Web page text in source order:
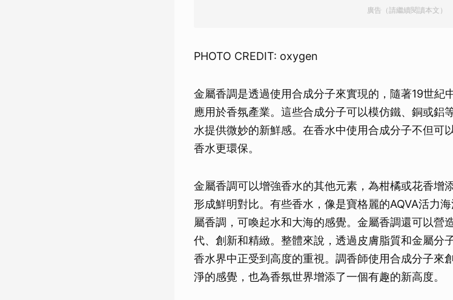
廣告（請繼續閱讀本文）
PHOTO CREDIT: oxygen
金屬香調是透過使用合成分子來實現的，隨著19世紀
應用於香氛產業。這些合成分子可以模仿鐵、銅或鋁
水提供微妙的新鮮感。在香水中使用合成分子不但可
香水更環保。
金屬香調可以增強香水的其他元素，為柑橘或花香增
形成鮮明對比。有些香水，像是寶格麗的AQVA活力
屬香調，可喚起水和大海的感覺。金屬香調還可以營
代、創新和精緻。整體來說，透過皮膚脂質和金屬分
香水界中正受到高度的重視。調香師使用合成分子來
淨的感覺，也為香氛世界增添了一個有趣的新高度。